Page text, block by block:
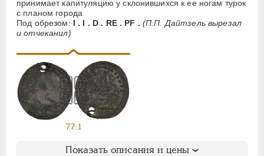
принимает капитуляцию у склонившихся к ее ногам турок
с планом города
Под обрезом: I . I . D . RE . PF . (П.П. Дайтзель вырезал
и отчеканил)
77.1
Показать описания и цены
НИКОЛАЙ I 1826-1855
АЛЕКСАНДР II
АЛЕКСАНДР III
НИКОЛАЙ II
1894-1917
СЕРИИ МЕДАЛЕЙ 1600-1881